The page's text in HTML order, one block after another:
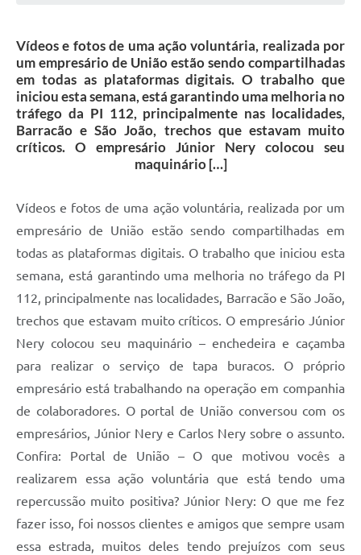
Vídeos e fotos de uma ação voluntária, realizada por
um empresário de União estão sendo compartilhadas
em todas as plataformas digitais. O trabalho que
iniciou esta semana, está garantindo uma melhoria no
tráfego da PI 112, principalmente nas localidades,
Barracão e São João, trechos que estavam muito
críticos. O empresário Júnior Nery colocou seu
maquinário […]
Vídeos e fotos de uma ação voluntária, realizada por um
empresário de União estão sendo compartilhadas em
todas as plataformas digitais. O trabalho que iniciou esta
semana, está garantindo uma melhoria no tráfego da PI
112, principalmente nas localidades, Barracão e São João,
trechos que estavam muito críticos. O empresário Júnior
Nery colocou seu maquinário – enchedeira e caçamba
para realizar o serviço de tapa buracos. O próprio
empresário está trabalhando na operação em companhia
de colaboradores. O portal de União conversou com os
empresários, Júnior Nery e Carlos Nery sobre o assunto.
Confira: Portal de União – O que motivou vocês a
realizarem essa ação voluntária que está tendo uma
repercussão muito positiva? Júnior Nery: O que me fez
fazer isso, foi nossos clientes e amigos que sempre usam
essa estrada, muitos deles tendo prejuízos com seus